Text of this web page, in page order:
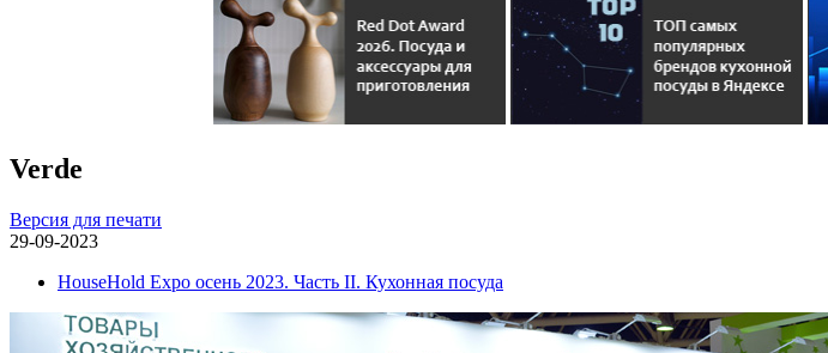
Verde
Версия для печати
29-09-2023
HouseHold Expo осень 2023. Часть II. Кухонная посуда